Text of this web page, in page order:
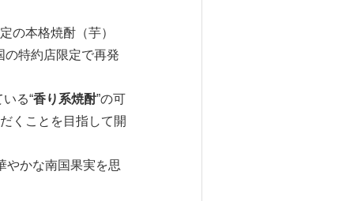
の本格焼酎（芋）
の特約店限定で再発
る“香り系焼酎”の可
くことを目指して開
かな南国果実を思